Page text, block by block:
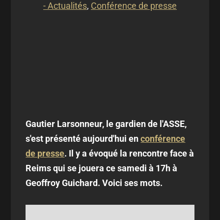
- Actualités, Conférence de presse
Gautier Larsonneur, le gardien de l'ASSE,
s'est présenté aujourd'hui enconférence
de presse. Il y a évoqué la rencontre face à
Reims qui se jouera ce samedi à 17h à
Geoffroy Guichard. Voici ses mots.